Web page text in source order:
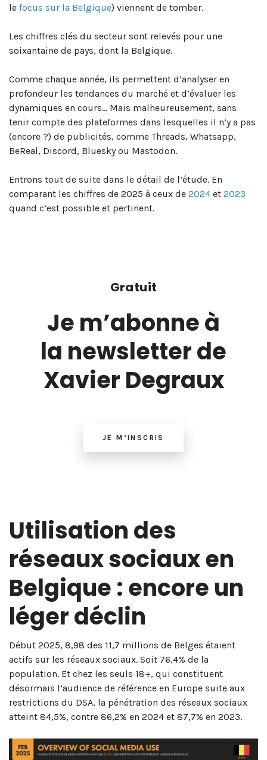
le focus sur la Belgique) viennent de tomber.
Les chiffres clés du secteur sont relevés pour une
soixantaine de pays, dont la Belgique.
Comme chaque année, ils permettent d’analyser en
profondeur les tendances du marché et d’évaluer les
dynamiques en cours… Mais malheureusement, sans
tenir compte des plateformes dans lesquelles il n’y a pas
(encore ?) de publicités, comme Threads, Whatsapp,
BeReal, Discord, Bluesky ou Mastodon.
Entrons tout de suite dans le détail de l’étude. En
comparant les chiffres de 2025 à ceux de 2024 et 2023
quand c’est possible et pertinent.
Gratuit
Je m’abonne à
la newsletter de
Xavier Degraux
JE M’INSCRIS
Utilisation des
réseaux sociaux en
Belgique : encore un
léger déclin
Début 2025, 8,98 des 11,7 millions de Belges étaient
actifs sur les réseaux sociaux. Soit 76,4% de la
population. Et chez les seuls 18+, qui constituent
désormais l’audience de référence en Europe suite aux
restrictions du DSA, la pénétration des réseaux sociaux
atteint 84,5%, contre 86,2% en 2024 et 87,7% en 2023.